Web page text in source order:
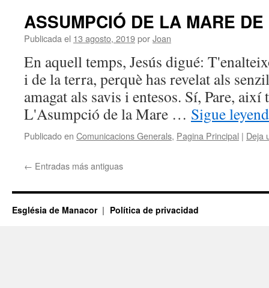
ASSUMPCIÓ DE LA MARE DE
Publicada el 13 agosto, 2019porJoan
En aquell temps, Jesús digué:
i de la terra, perquè has revelat als
amagat als savis i entesos. Sí, Pare,
L'Asumpció de la Mare … Sigue
Publicado en Comunicacions Generals, Pagina Principal | Deja
← Entradas más antiguas
Església de Manacor Política de privacidad